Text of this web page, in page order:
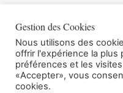
Je souhaite m'inscrire à
Gestion des Cookies
Nous utilisons des
offrir l'expérience la plus
préférences et les
«Accepter», vous
cookies.